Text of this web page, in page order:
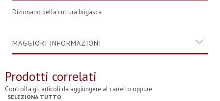
Dizionario della cultura brigasca
MAGGIORI INFORMAZIONI
Prodotti correlati
Controlla gli articoli da aggiungere al carrello oppure
SELEZIONA TUTTO